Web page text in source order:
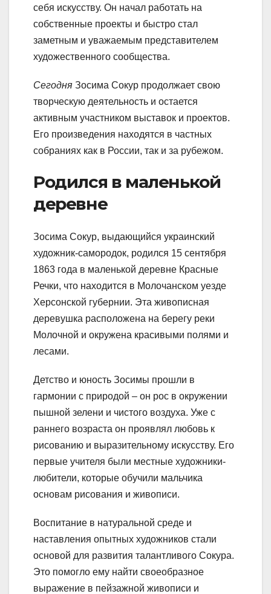
себя искусству. Он начал работать на
собственные проекты и быстро стал
заметным и уважаемым представителем
художественного сообщества.
Сегодня Зосима Сокур продолжает свою
творческую деятельность и остается
активным участником выставок и проектов.
Его произведения находятся в частных
собраниях как в России, так и за рубежом.
Родился в маленькой
деревне
Зосима Сокур, выдающийся украинский
художник-самородок, родился 15 сентября
1863 года в маленькой деревне Красные
Речки, что находится в Молочанском уезде
Херсонской губернии. Эта живописная
деревушка расположена на берегу реки
Молочной и окружена красивыми полями и
лесами.
Детство и юность Зосимы прошли в
гармонии с природой – он рос в окружении
пышной зелени и чистого воздуха. Уже с
раннего возраста он проявлял любовь к
рисованию и выразительному искусству. Его
первые учителя были местные художники-
любители, которые обучили мальчика
основам рисования и живописи.
Воспитание в натуральной среде и
наставления опытных художников стали
основой для развития талантливого Сокура.
Это помогло ему найти своеобразное
выражение в пейзажной живописи и